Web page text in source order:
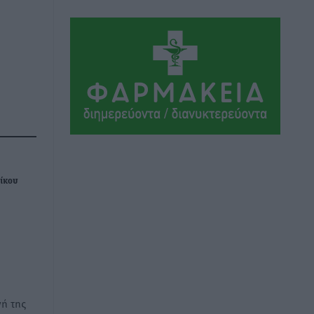
της
Ιάλυσος Β’: Νωρίς νωρίς μπήκαν στα
βάσανα της προετοιμασίας
πριν 5 ώρες
Εθνικός Αρχίπολης: Μεγάλο βήμα
προόδου η ίδρυση Ακαδημίας